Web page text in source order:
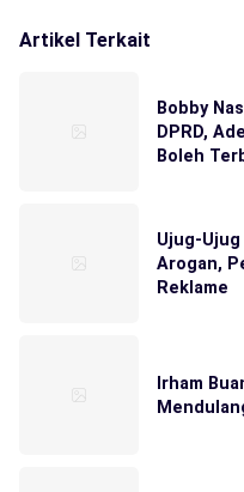
Artikel Terkait
Bobby
DPRD,
Boleh
Ujug-
Arogan,
Reklame
Irham